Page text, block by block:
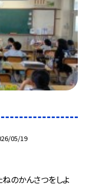
05/19
ねのかんさつをしよ